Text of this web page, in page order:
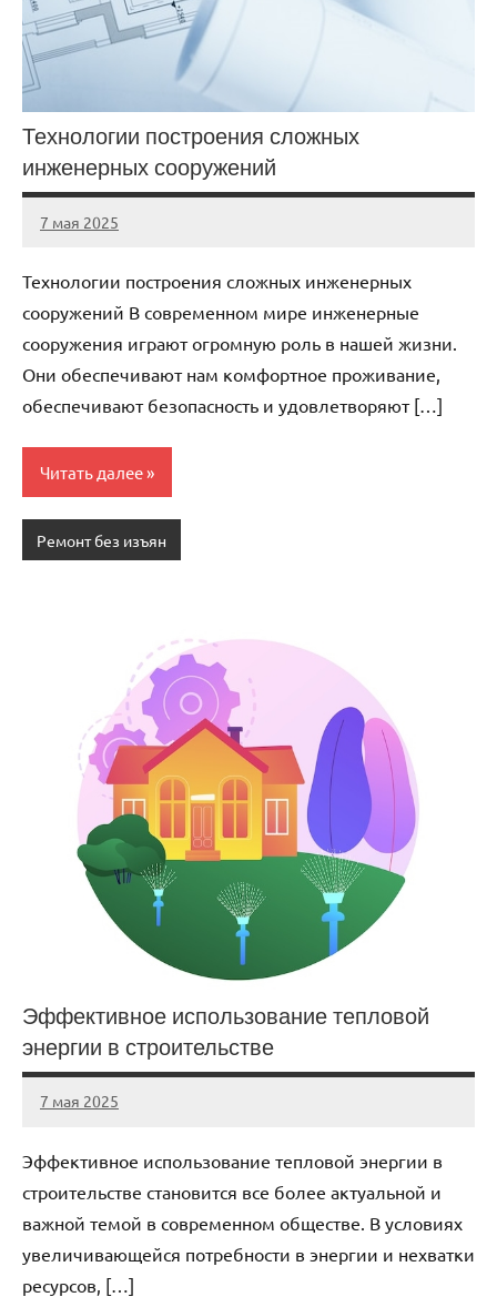
Технологии построения сложных
инженерных сооружений
7 мая 2025
gorod_stroi_
Нет
Технологии построения сложных инженерных
сооружений В современном мире инженерные
сооружения играют огромную роль в нашей жизни.
Они обеспечивают нам комфортное проживание,
обеспечивают безопасность и удовлетворяют […]
Читать далее
Ремонт без изъян
Эффективное использование тепловой
энергии в строительстве
7 мая 2025
gorod_stroi_
Нет
Эффективное использование тепловой энергии в
строительстве становится все более актуальной и
важной темой в современном обществе. В условиях
увеличивающейся потребности в энергии и нехватки
ресурсов, […]